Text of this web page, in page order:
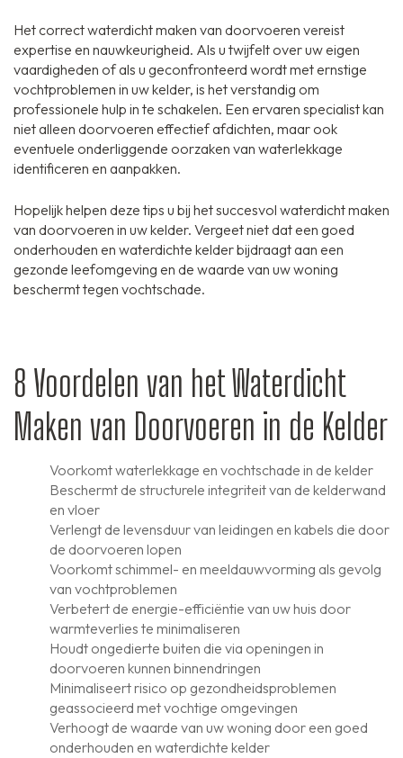
Het correct waterdicht maken van doorvoeren vereist
expertise en nauwkeurigheid. Als u twijfelt over uw eigen
vaardigheden of als u geconfronteerd wordt met ernstige
vochtproblemen in uw kelder, is het verstandig om
professionele hulp in te schakelen. Een ervaren specialist kan
niet alleen doorvoeren effectief afdichten, maar ook
eventuele onderliggende oorzaken van waterlekkage
identificeren en aanpakken.
Hopelijk helpen deze tips u bij het succesvol waterdicht maken
van doorvoeren in uw kelder. Vergeet niet dat een goed
onderhouden en waterdichte kelder bijdraagt aan een
gezonde leefomgeving en de waarde van uw woning
beschermt tegen vochtschade.
8 Voordelen van het Waterdicht
Maken van Doorvoeren in de Kelder
Voorkomt waterlekkage en vochtschade in de kelder
Beschermt de structurele integriteit van de kelderwand
en vloer
Verlengt de levensduur van leidingen en kabels die door
de doorvoeren lopen
Voorkomt schimmel- en meeldauwvorming als gevolg
van vochtproblemen
Verbetert de energie-efficiëntie van uw huis door
warmteverlies te minimaliseren
Houdt ongedierte buiten die via openingen in
doorvoeren kunnen binnendringen
Minimaliseert risico op gezondheidsproblemen
geassocieerd met vochtige omgevingen
Verhoogt de waarde van uw woning door een goed
onderhouden en waterdichte kelder